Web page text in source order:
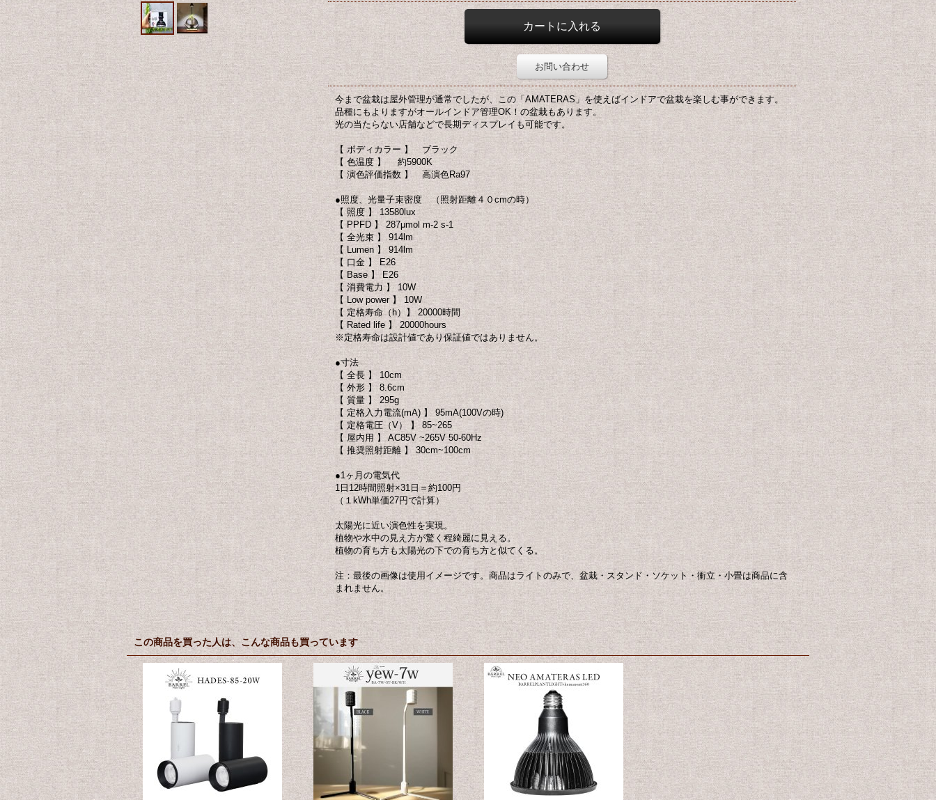
お問い合わせ
今まで盆栽は屋外管理が通常でしたが、この「AMATERAS」を使えばインドアで盆栽を楽しむ事ができます。
品種にもよりますがオールインドア管理OK！の盆栽もあります。
光の当たらない店舗などで長期ディスプレイも可能です。
【 ボディカラー 】 ブラック
【 色温度 】 約5900K
【 演色評価指数 】 高演色Ra97
●照度、光量子束密度 （照射距離４０cmの時）
【 照度 】 13580lux
【 PPFD 】 287μmol m-2 s-1
【 全光束 】 914lm
【 Lumen 】 914lm
【 口金 】 E26
【 Base 】 E26
【 消費電力 】 10W
【 Low power 】 10W
【 定格寿命（h）】 20000時間
【 Rated life 】 20000hours
※定格寿命は設計値であり保証値ではありません。
●寸法
【 全長 】 10cm
【 外形 】 8.6cm
【 質量 】 295g
【 定格入力電流(mA) 】 95mA(100Vの時)
【 定格電圧（V） 】 85~265
【 屋内用 】 AC85V ~265V 50-60Hz
【 推奨照射距離 】 30cm~100cm
●1ヶ月の電気代
1日12時間照射×31日＝約100円
（１kWh単価27円で計算）
太陽光に近い演色性を実現。
植物や水中の見え方が驚く程綺麗に見える。
植物の育ち方も太陽光の下での育ち方と似てくる。
注：最後の画像は使用イメージです。商品はライトのみで、盆栽・スタンド・ソケット・衝立・小畳は商品に含
まれません。
この商品を買った人は、こんな商品も買っています